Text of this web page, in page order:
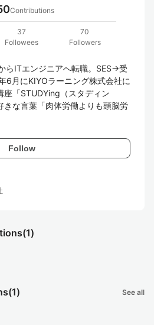
Contributions
37
Followees
70
Followers
らITエンジニアへ転職。SES→受
6月にKIYOラーニング株式会社に
座「STUDYing（スタディン
きな言葉「肉体労働よりも頭脳労
Follow
(1)
(1) See all